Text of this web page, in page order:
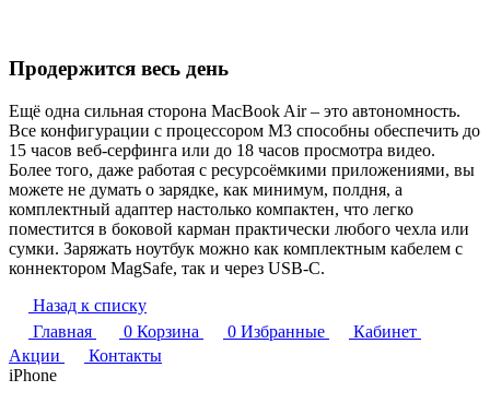
Продержится весь день
Ещё одна сильная сторона MacBook Air – это автономность.
Все конфигурации с процессором M3 способны обеспечить до
15 часов веб-серфинга или до 18 часов просмотра видео.
Более того, даже работая с ресурсоёмкими приложениями, вы
можете не думать о зарядке, как минимум, полдня, а
комплектный адаптер настолько компактен, что легко
поместится в боковой карман практически любого чехла или
сумки. Заряжать ноутбук можно как комплектным кабелем с
коннектором MagSafe, так и через USB-C.
Назад к списку
Главная
0 Корзина 0 Избранные
Кабинет
Акции
Контакты
iPhone